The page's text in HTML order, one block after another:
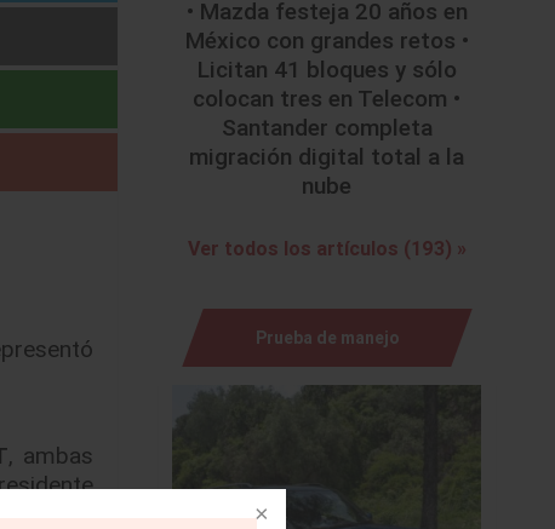
, ambas
• Mazda festeja 20 años en
México con grandes retos •
Licitan 41 bloques y sólo
colocan tres en Telecom •
Santander completa
migración digital total a la
nube
Ver todos los artículos (193) »
Prueba de manejo